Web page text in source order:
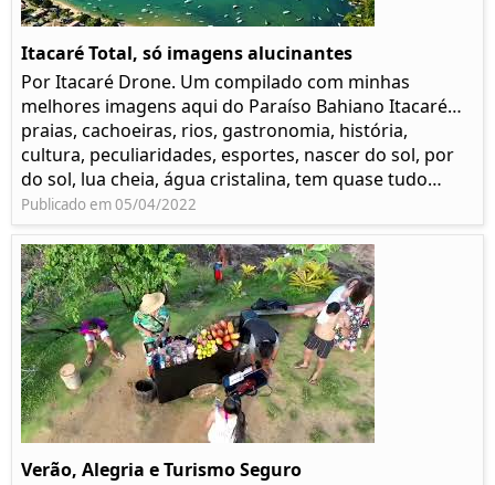
Itacaré Total, só imagens alucinantes
Por Itacaré Drone. Um compilado com minhas
melhores imagens aqui do Paraíso Bahiano Itacaré…
praias, cachoeiras, rios, gastronomia, história,
cultura, peculiaridades, esportes, nascer do sol, por
do sol, lua cheia, água cristalina, tem quase tudo…
Publicado em 05/04/2022
Verão, Alegria e Turismo Seguro